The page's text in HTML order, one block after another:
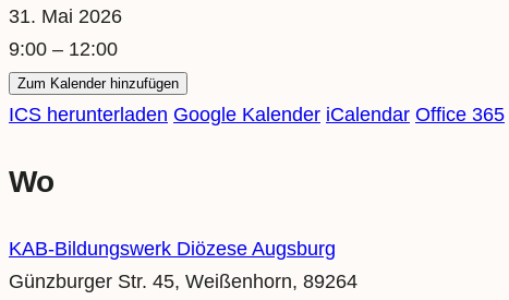
31. Mai 2026
9:00 – 12:00
Zum Kalender hinzufügen
ICS herunterladen Google Kalender iCalendar Office 365
Wo
KAB-Bildungswerk Diözese Augsburg
Günzburger Str. 45, Weißenhorn, 89264